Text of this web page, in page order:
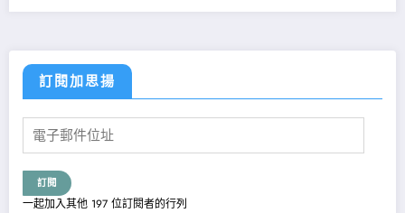
訂閱加思揚
郵
件
位
訂閱
一起加入其他 197 位訂閱者的行列